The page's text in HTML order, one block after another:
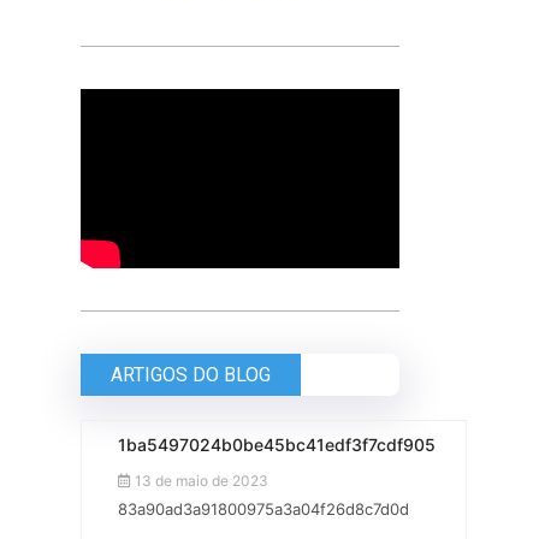
ARTIGOS DO BLOG
1ba5497024b0be45bc41edf3f7cdf905
13 de maio de 2023
83a90ad3a91800975a3a04f26d8c7d0d